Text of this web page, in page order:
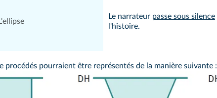
L'ellipse
Le narrateur passe sous silence
l'histoire.
procédés pourraient être représentés de la manière suivante :